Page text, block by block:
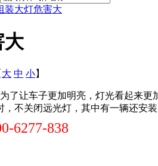
装大灯危害大
大
大 中 小】
了让车子更加明亮，灯光看起来
不关闭远光灯，其中有一辆还
6277-838